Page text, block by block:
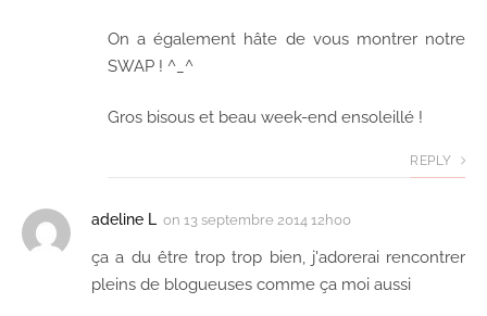
On a également hâte de vous montrer notre
SWAP ! ^_^
Gros bisous et beau week-end ensoleillé !
REPLY
adeline L on 13 septembre 2014 12h00
ça a du être trop trop bien, j'adorerai rencontrer
pleins de blogueuses comme ça moi aussi